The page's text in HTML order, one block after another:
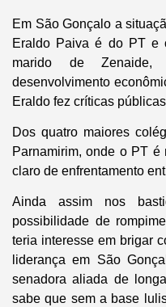
Em São Gonçalo a
Eraldo Paiva é do PT e
marido de
desenvolvimento
Eraldo fez críticas
Dos quatro maiores
Parnamirim, onde o PT é
claro de enfrentamento
Ainda assim nos
possibilidade de
teria interesse em brigar
liderança em São
senadora aliada de
sabe que sem a base